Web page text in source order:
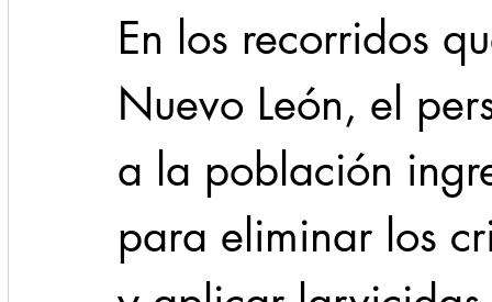
En los recorridos
Nuevo León, el
a la población
para eliminar los